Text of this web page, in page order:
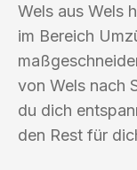
Wels aus Wels
im Bereich
von Wels nach
du dich
den Rest für